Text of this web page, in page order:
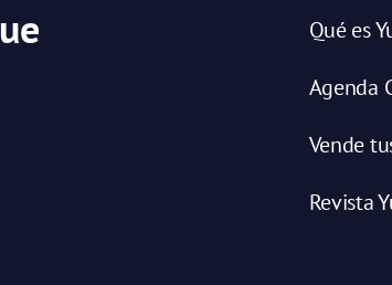
Qué es
Agenda
Vende
Revista